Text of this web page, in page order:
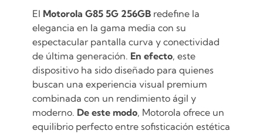
El Motorola G85 5G 256GB redefine la
elegancia en la gama media con su
espectacular pantalla curva y conectividad
de última generación. En efecto, este
dispositivo ha sido diseñado para quienes
buscan una experiencia visual premium
combinada con un rendimiento ágil y
moderno. De este modo, Motorola ofrece un
equilibrio perfecto entre sofisticación estética